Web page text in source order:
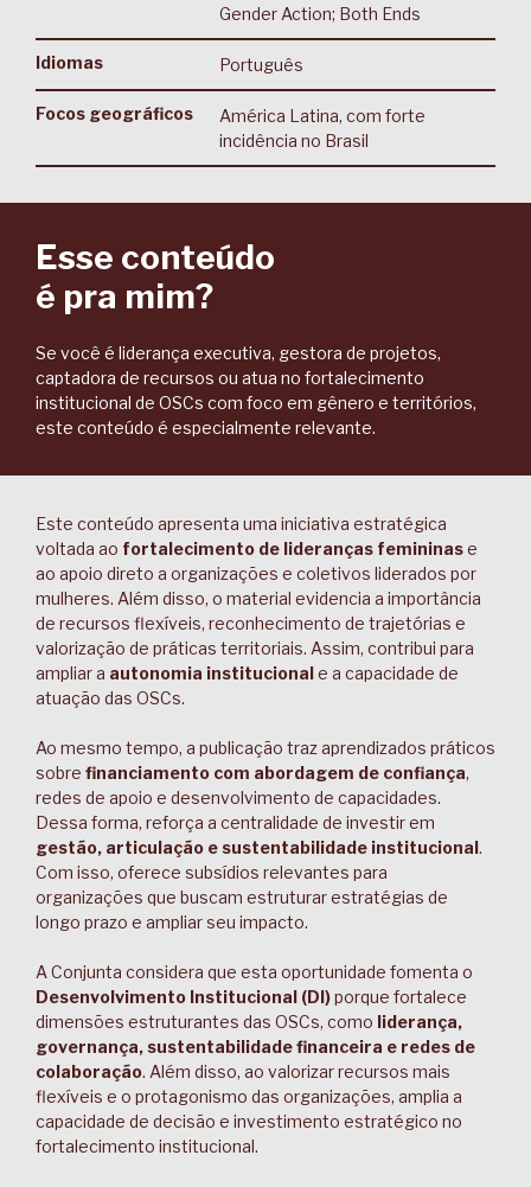
Gender Action; Both Ends
Idiomas Português
Focos geográficos
América Latina, com forte
incidência no Brasil
Esse conteúdo
é pra mim?
Se você é liderança executiva, gestora de projetos,
captadora de recursos ou atua no fortalecimento
institucional de OSCs com foco em gênero e territórios,
este conteúdo é especialmente relevante.
Este conteúdo apresenta uma iniciativa estratégica
voltada ao fortalecimento de lideranças femininase
ao apoio direto a organizações e coletivos liderados por
mulheres. Além disso, o material evidencia a importância
de recursos flexíveis, reconhecimento de trajetórias e
valorização de práticas territoriais. Assim, contribui para
ampliar a autonomia institucionale a capacidade de
atuação das OSCs.
Ao mesmo tempo, a publicação traz aprendizados práticos
sobre financiamento com abordagem de confiança,
redes de apoio e desenvolvimento de capacidades.
Dessa forma, reforça a centralidade de investir em
gestão, articulação e sustentabilidade institucional.
Com isso, oferece subsídios relevantes para
organizações que buscam estruturar estratégias de
longo prazo e ampliar seu impacto.
A Conjunta considera que esta oportunidade fomenta o
Desenvolvimento Institucional (DI)porque fortalece
dimensões estruturantes das OSCs, como liderança,
governança, sustentabilidade financeira e redes de
colaboração. Além disso, ao valorizar recursos mais
flexíveis e o protagonismo das organizações, amplia a
capacidade de decisão e investimento estratégico no
fortalecimento institucional.